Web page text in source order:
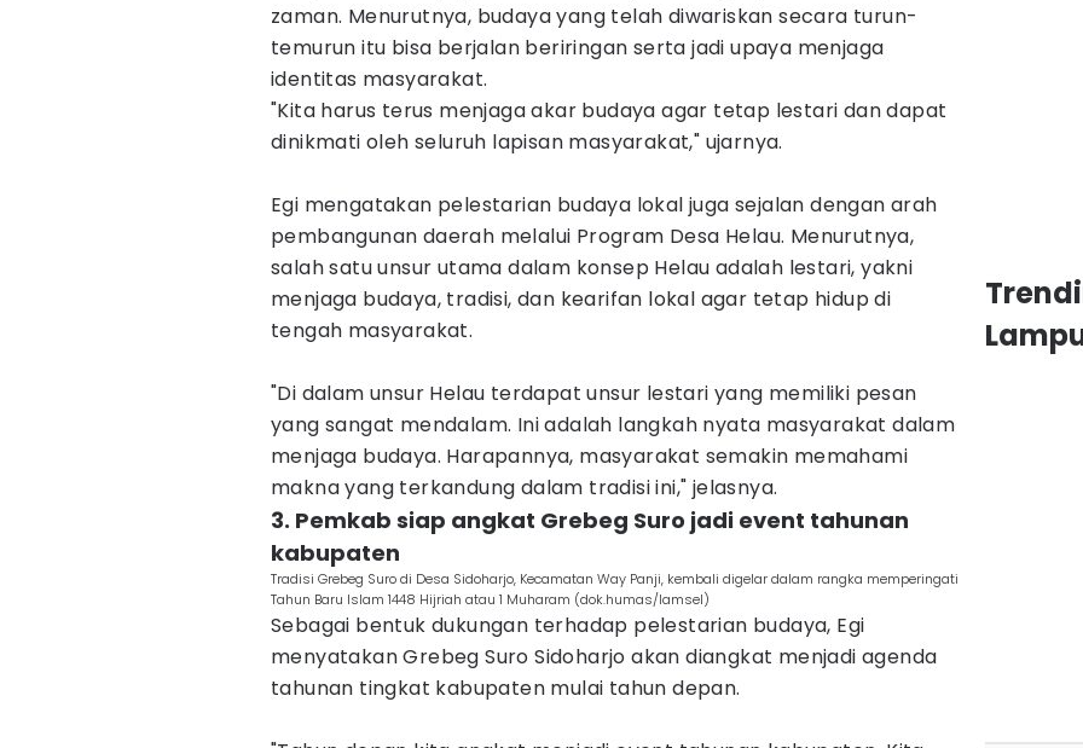
zaman. Menurutnya, budaya yang telah diwariskan secara turun-
temurun itu bisa berjalan beriringan serta jadi upaya menjaga
identitas masyarakat.
"Kita harus terus menjaga akar budaya agar tetap lestari dan dapat
dinikmati oleh seluruh lapisan masyarakat," ujarnya.
Egi mengatakan pelestarian budaya lokal juga sejalan dengan arah
pembangunan daerah melalui Program Desa Helau. Menurutnya,
salah satu unsur utama dalam konsep Helau adalah lestari, yakni
menjaga budaya, tradisi, dan kearifan lokal agar tetap hidup di
tengah masyarakat.
"Di dalam unsur Helau terdapat unsur lestari yang memiliki pesan
yang sangat mendalam. Ini adalah langkah nyata masyarakat dalam
menjaga budaya. Harapannya, masyarakat semakin memahami
makna yang terkandung dalam tradisi ini," jelasnya.
3. Pemkab siap angkat Grebeg Suro jadi event tahunan
kabupaten
Tradisi Grebeg Suro di Desa Sidoharjo, Kecamatan Way Panji, kembali digelar dalam rangka memperingati
Tahun Baru Islam 1448 Hijriah atau 1 Muharam (dok.humas/lamsel)
Sebagai bentuk dukungan terhadap pelestarian budaya, Egi
menyatakan Grebeg Suro Sidoharjo akan diangkat menjadi agenda
tahunan tingkat kabupaten mulai tahun depan.